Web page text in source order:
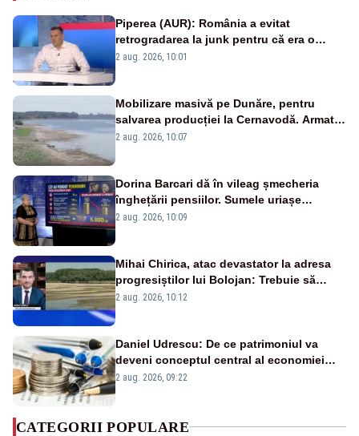
Piperea (AUR): România a evitat
retrogradarea la junk pentru că era o
catastrofă pentru bănci și fondurile de
2 aug. 2026, 10:01
Mobilizare masivă pe Dunăre, pentru
salvarea producției la Cernavodă. Armata
va detona o stâncă și va devia apa
2 aug. 2026, 10:07
Dorina Barcari dă în vileag șmecheria
înghețării pensiilor. Sumele uriașe
pierdute de fiecare român
2 aug. 2026, 10:09
Mihai Chirica, atac devastator la adresa
progresiștilor lui Bolojan: Trebuie să
protejăm și natura, dar nu șținem omaneii
2 aug. 2026, 10:12
Daniel Udrescu: De ce patrimoniul va
deveni conceptul central al economiei
viitoare?
2 aug. 2026, 09:22
CATEGORII POPULARE